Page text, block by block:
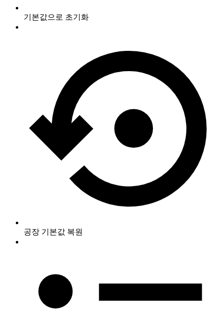
기본값으로 초기화
공장 기본값 복원